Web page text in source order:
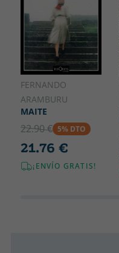
FERNANDO
ARAMBURU
MAITE
22.90 € 5% DTO
21.76 €
¡ENVÍO GRATIS!